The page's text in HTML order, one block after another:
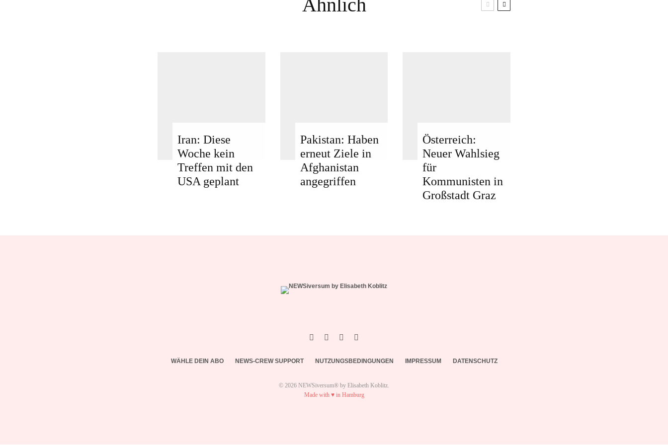
Ähnlich
Iran: Diese
Woche kein
Treffen mit den
USA geplant
Pakistan: Haben
erneut Ziele in
Afghanistan
angegriffen
Österreich:
Neuer Wahlsieg
für
Kommunisten in
Großstadt Graz
WÄHLE DEIN ABO NEWS-CREW SUPPORT NUTZUNGSBEDINGUNGEN IMPRESSUM DATENSCHUTZ
© 2026 NEWSiversum® by Elisabeth Koblitz.
Made with ♥ in Hamburg